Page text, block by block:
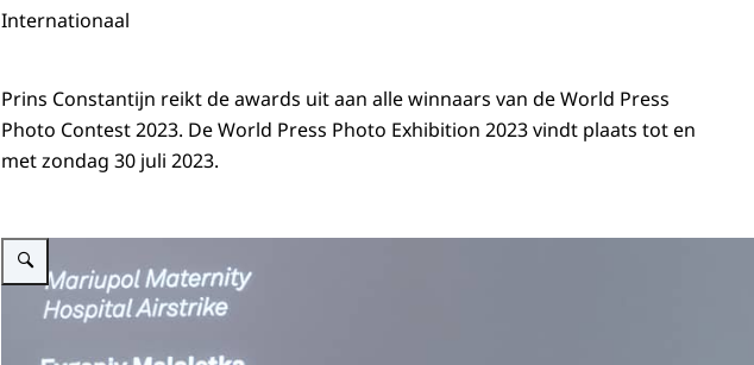
Internationaal
Prins Constantijn reikt de awards uit aan alle winnaars van deWorld Press
Photo Contest 2023. DeWorld Press Photo Exhibition 2023vindt plaats tot en
met zondag 30 juli 2023.
Vergroot afbeelding Prins Constantijn tijdens uitreiking World Press Photo 2023